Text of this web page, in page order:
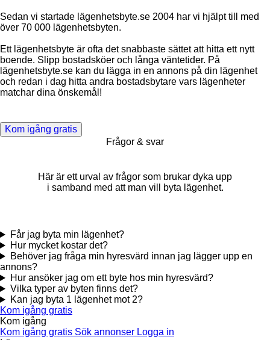
Sedan vi startade lägenhetsbyte.se 2004 har vi hjälpt till med
över 70 000 lägenhetsbyten.
Ett lägenhetsbyte är ofta det snabbaste sättet att hitta ett nytt
boende. Slipp bostadsköer och långa väntetider. På
lägenhetsbyte.se kan du lägga in en annons på din lägenhet
och redan i dag hitta andra bostadsbytare vars lägenheter
matchar dina önskemål!
Kom igång gratis
Frågor & svar
Här är ett urval av frågor som brukar dyka upp
i samband med att man vill byta lägenhet.
Får jag byta min lägenhet?
Hur mycket kostar det?
Behöver jag fråga min hyresvärd innan jag lägger upp en
annons?
Hur ansöker jag om ett byte hos min hyresvärd?
Vilka typer av byten finns det?
Kan jag byta 1 lägenhet mot 2?
Kom igång gratis
Kom igång
Kom igång gratis Sök annonser Logga in